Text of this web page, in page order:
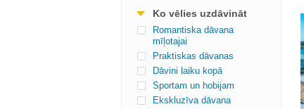
Ko vēlies uzdāvināt
Romantiska dāvana
mīļotajai
Praktiskas dāvanas
Dāvini laiku kopā
Sportam un hobijam
Ekskluzīva dāvana